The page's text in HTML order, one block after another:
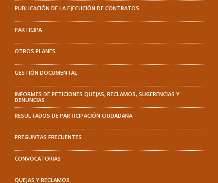
PUBLICACIÓN DE LA EJECUCIÓN DE CONTRATOS
PARTICIPA
OTROS PLANES
GESTIÓN DOCUMENTAL
INFORMES DE PETICIONES QUEJAS, RECLAMOS, SUGERENCIAS Y
DENUNCIAS
RESULTADOS DE PARTICIPACIÓN CIUDADANA
PREGUNTAS FRECUENTES
CONVOCATORIAS
QUEJAS Y RECLAMOS